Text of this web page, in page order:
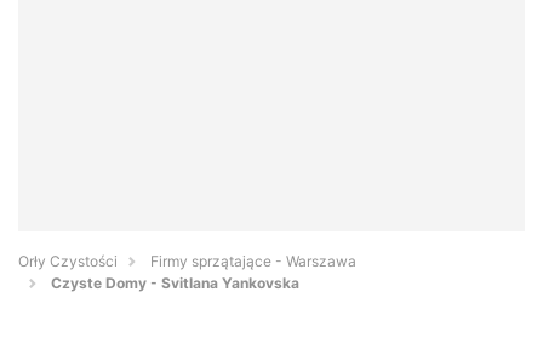
Orły Czystości
Firmy sprzątające - Warszawa
Czyste Domy - Svitlana Yankovska